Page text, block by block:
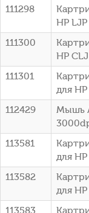
111298
HP
111300
HP
111301
для
112429
Мышь
113581
для
113582
для
113583